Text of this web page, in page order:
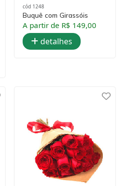
cód 1248
Buquê com Girassóis
A partir de R$ 149,00
detalhes